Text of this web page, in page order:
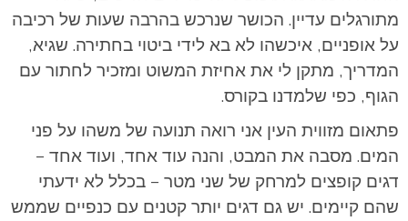
מתורגלים עדיין. הכושר שנרכש בהרבה שעות של רכיבה
על אופניים, איכשהו לא בא לידי ביטוי בחתירה. שגיא,
המדריך, מתקן לי את אחיזת המשוט ומזכיר לחתור עם
הגוף, כפי שלמדנו בקורס.
פתאום מזווית העין אני רואה תנועה של משהו על פני
המים. מסבה את המבט, והנה עוד אחד, ועוד אחד –
דגים קופצים למרחק של שני מטר – בכלל לא ידעתי
שהם קיימים. יש גם דגים יותר קטנים עם כנפיים שממש